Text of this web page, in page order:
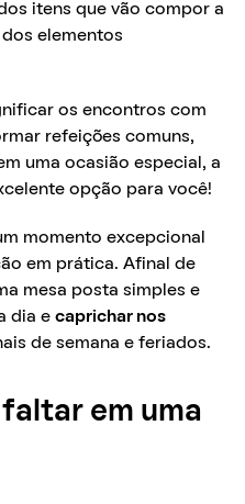
itens que vão compor a
elementos
os encontros com
refeições comuns,
uma ocasião especial, a
opção para você!
momento excepcional
em prática. Afinal de
mesa posta simples e
dia e caprichar nos
de semana e feriados.
em uma